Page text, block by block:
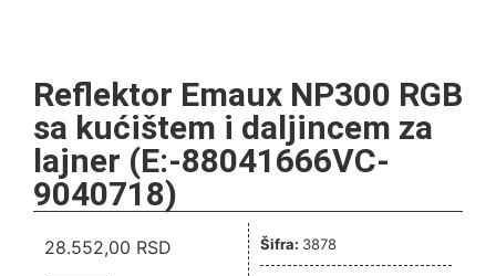
Reflektor Emaux NP300 RGB
sa kućištem i daljincem za
lajner (E:-88041666VC-
9040718)
28.552,00 RSD Šifra: 3878